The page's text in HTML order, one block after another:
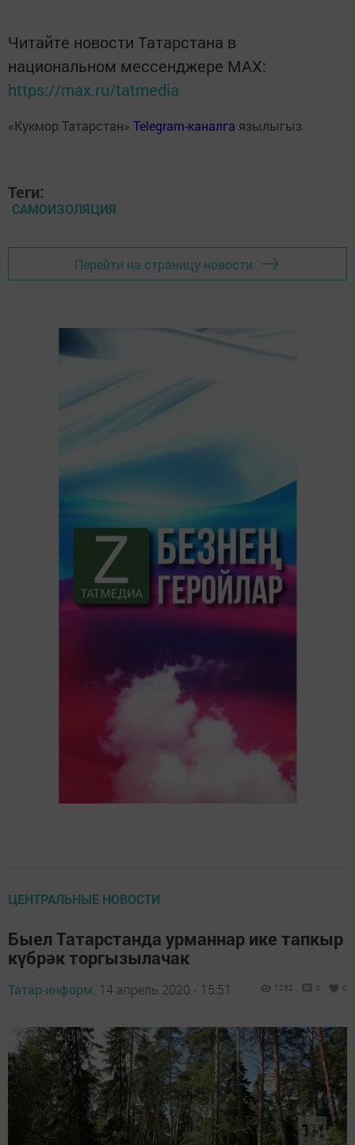
Читайте новости Татарстана в
национальном мессенджере MАХ:
https://max.ru/tatmedia
«Кукмор Татарстан» Telegram-каналга язылыгыз
Теги:
САМОИЗОЛЯЦИЯ
Перейти на страницу новости
ЦЕНТРАЛЬНЫЕ НОВОСТИ
Быел Татарстанда урманнар ике тапкыр
күбрәк торгызылачак
Татар-информ, 14 апрель 2020 - 15:51 1252 0 0